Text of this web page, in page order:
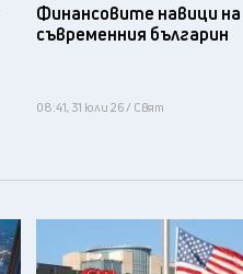
Финансовите навици на
съвременния българин
08:41, 31 юли 26 / Свят